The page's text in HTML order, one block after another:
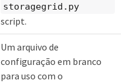
storagegrid.py
script.
Um arquivo de
configuração em branco
para uso com o